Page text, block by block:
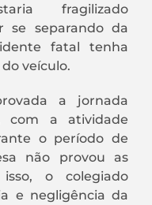
fragilizado
se separando da
fatal tenha
veículo.
a jornada
com a atividade
o período de
não provou as
o colegiado
e negligência da